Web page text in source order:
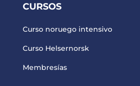
CURSOS
Curso noruego intensivo
Curso Helsernorsk
Membresías